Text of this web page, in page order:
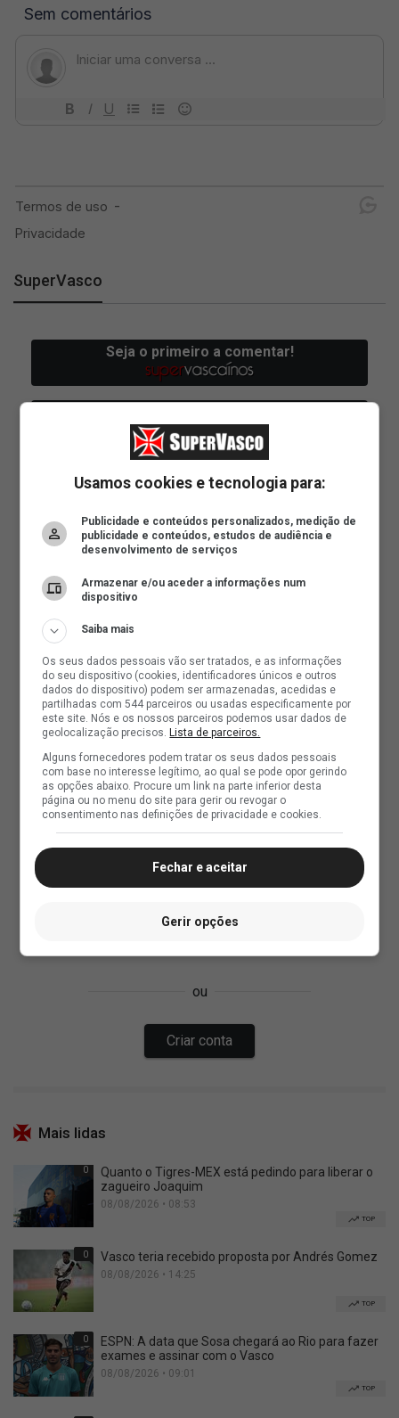
SuperVasco
Mais lidas
0
Quanto o Tigres-MEX está pedindo para liberar o
zagueiro Joaquim
08/08/2026 • 08:53
TOP
0 Vasco teria recebido proposta por Andrés Gomez
08/08/2026 • 14:25
TOP
0
ESPN: A data que Sosa chegará ao Rio para fazer
exames e assinar com o Vasco
08/08/2026 • 09:01
TOP
Usamos cookies e tecnologia para:
Publicidade e conteúdos personalizados, medição de
publicidade e conteúdos, estudos de audiência e
desenvolvimento de serviços
Armazenar e/ou aceder a informações num
dispositivo
Saiba mais
Os seus dados pessoais vão ser tratados, e as informações
do seu dispositivo (cookies, identificadores únicos e outros
dados do dispositivo) podem ser armazenadas, acedidas e
partilhadas com 544 parceiros ou usadas especificamente por
este site. Nós e os nossos parceiros podemos usar dados de
geolocalização precisos. Lista de parceiros.
Alguns fornecedores podem tratar os seus dados pessoais
com base no interesse legítimo, ao qual se pode opor gerindo
as opções abaixo. Procure um link na parte inferior desta
página ou no menu do site para gerir ou revogar o
consentimento nas definições de privacidade e cookies.
Fechar e aceitar
Gerir opções